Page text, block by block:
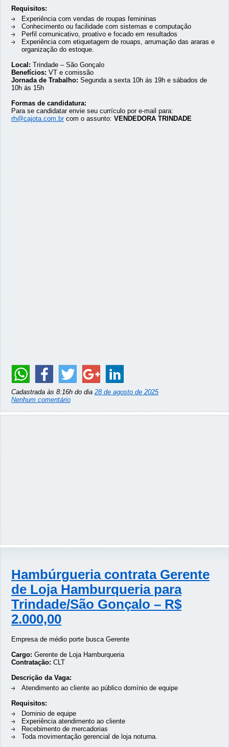
Requisitos:
Experiência com vendas de roupas femininas
Conhecimento ou facilidade com sistemas e computação
Perfil comunicativo, proativo e focado em resultados
Experiência com etiquetagem de rouaps, arrumação das araras e
organização do estoque.
Local: Trindade – São Gonçalo
Benefícios: VT e comissão
Jornada de Trabalho: Segunda a sexta 10h ás 19h e sábados de
10h ás 15h
Formas de candidatura:
Para se candidatar envie seu currículo por e-mail para:
rh@cajota.com.brcom o assunto: VENDEDORA TRINDADE
Cadastrada às 8:16h do dia 28 de agosto de 2025
Nenhum comentário
Hambúrgueria contrata Gerente
de Loja Hamburqueria para
Trindade/São Gonçalo – R$
2.000,00
Empresa de médio porte busca Gerente
Cargo: Gerente de Loja Hamburqueria
Contratação: CLT
Descrição da Vaga:
Atendimento ao cliente ao público domínio de equipe
Requisitos:
Dominio de equipe
Experiência atendimento ao cliente
Recebimento de mercadorias
Toda movimentação gerencial de loja noturna.